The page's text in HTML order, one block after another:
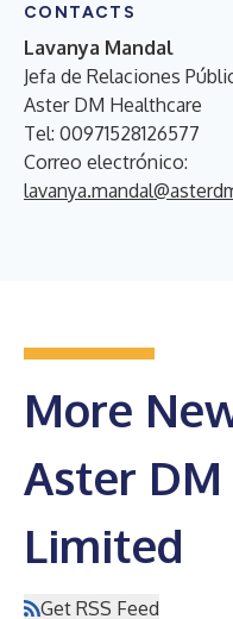
CONTACTS
Lavanya Mandal
Jefa de Relaciones
Aster DM Healthcare
Tel: 00971528126577
Correo electrónico:
More
Aster
Limited
Get RSS Feed